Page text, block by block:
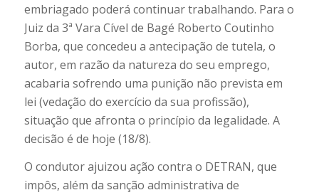
embriagado poderá continuar trabalhando. Para o
Juiz da 3ª Vara Cível de Bagé Roberto Coutinho
Borba, que concedeu a antecipação de tutela, o
autor, em razão da natureza do seu emprego,
acabaria sofrendo uma punição não prevista em
lei (vedação do exercício da sua profissão),
situação que afronta o princípio da legalidade. A
decisão é de hoje (18/8).
O condutor ajuizou ação contra o DETRAN, que
impôs, além da sanção administrativa de